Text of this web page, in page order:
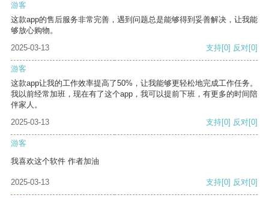
游客
这款app的售后服务非常完善，遇到问题总是能够得到妥善解决，让我能
够放心购物。
2025-03-13
支持[0] 反对[0]
游客
这款app让我的工作效率提高了50%，让我能够更轻松地完成工作任务。
我以前经常加班，现在有了这个app，我可以提前下班，有更多的时间陪
伴家人。
2025-03-13
支持[0] 反对[0]
游客
我喜欢这个软件 作者加油
2025-03-13 支持[0] 反对[0]